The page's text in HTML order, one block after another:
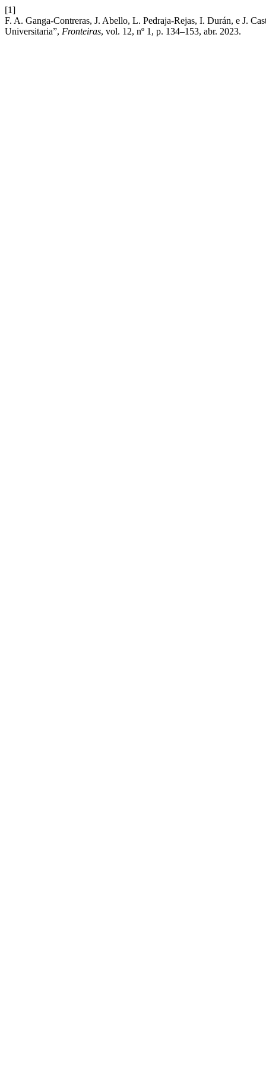
[1]
F. A. Ganga-Contreras, J. Abello, L. Pedraja-Rejas, I. Durán, e J.
Universitaria”, Fronteiras, vol. 12, nº 1, p. 134–153, abr. 2023.